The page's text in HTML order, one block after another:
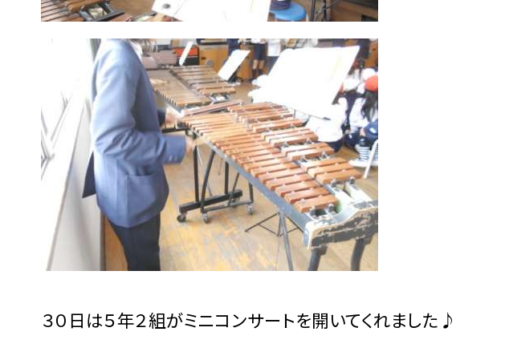
３０日は５年２組がミニコンサートを開いてくれました♪